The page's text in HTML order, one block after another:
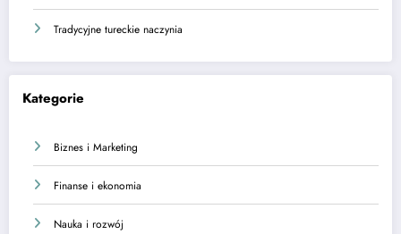
Tradycyjne tureckie naczynia
Kategorie
Biznes i Marketing
Finanse i ekonomia
Nauka i rozwój